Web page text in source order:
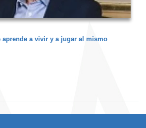
aprende a vivir y a jugar al mismo